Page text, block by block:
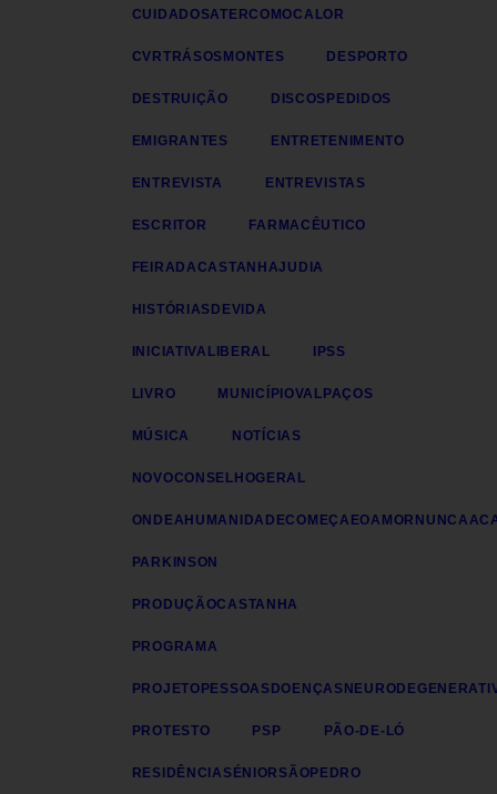
CUIDADOSATERCOMOCALOR
CVRTRÁSOSMONTES DESPORTO
DESTRUIÇÃO DISCOSPEDIDOS
EMIGRANTES ENTRETENIMENTO
ENTREVISTA ENTREVISTAS
ESCRITOR FARMACÊUTICO
FEIRADACASTANHAJUDIA
HISTÓRIASDEVIDA
INICIATIVALIBERAL IPSS
LIVRO MUNICÍPIOVALPAÇOS
MÚSICA NOTÍCIAS
NOVOCONSELHOGERAL
PARKINSON
PRODUÇÃOCASTANHA
PROGRAMA
PROTESTO PSP PÃO-DE-LÓ
RESIDÊNCIASÉNIORSÃOPEDRO